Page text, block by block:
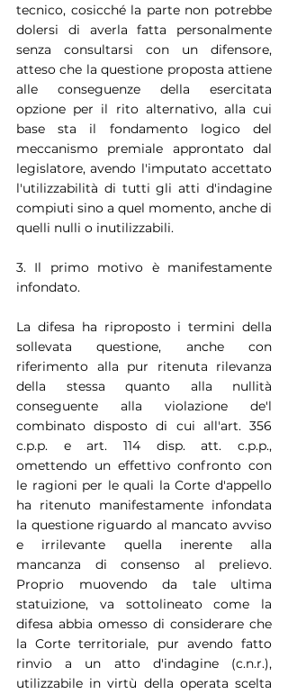
tecnico, cosicché la parte non potrebbe
dolersi di averla fatta personalmente
senza consultarsi con un difensore,
atteso che la questione proposta attiene
alle conseguenze della esercitata
opzione per il rito alternativo, alla cui
base sta il fondamento logico del
meccanismo premiale approntato dal
legislatore, avendo l'imputato accettato
l'utilizzabilità di tutti gli atti d'indagine
compiuti sino a quel momento, anche di
quelli nulli o inutilizzabili.
3. Il primo motivo è manifestamente
infondato.
La difesa ha riproposto i termini della
sollevata questione, anche con
riferimento alla pur ritenuta rilevanza
della stessa quanto alla nullità
conseguente alla violazione de'l
combinato disposto di cui all'art. 356
c.p.p. e art. 114 disp. att. c.p.p.,
omettendo un effettivo confronto con
le ragioni per le quali la Corte d'appello
ha ritenuto manifestamente infondata
la questione riguardo al mancato avviso
e irrilevante quella inerente alla
mancanza di consenso al prelievo.
Proprio muovendo da tale ultima
statuizione, va sottolineato come la
difesa abbia omesso di considerare che
la Corte territoriale, pur avendo fatto
rinvio a un atto d'indagine (c.n.r.),
utilizzabile in virtù della operata scelta